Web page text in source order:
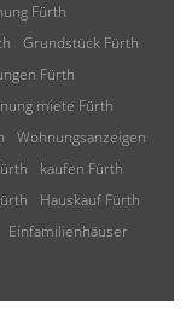
Fürth
Grundstück Fürth
Fürth
miete Fürth
Wohnungsanzeigen
kaufen Fürth
Hauskauf Fürth
Einfamilienhäuser